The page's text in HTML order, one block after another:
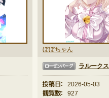
ぼぼちゃん
ラルークス
投稿日：
2026-05-03
観覧数：
927